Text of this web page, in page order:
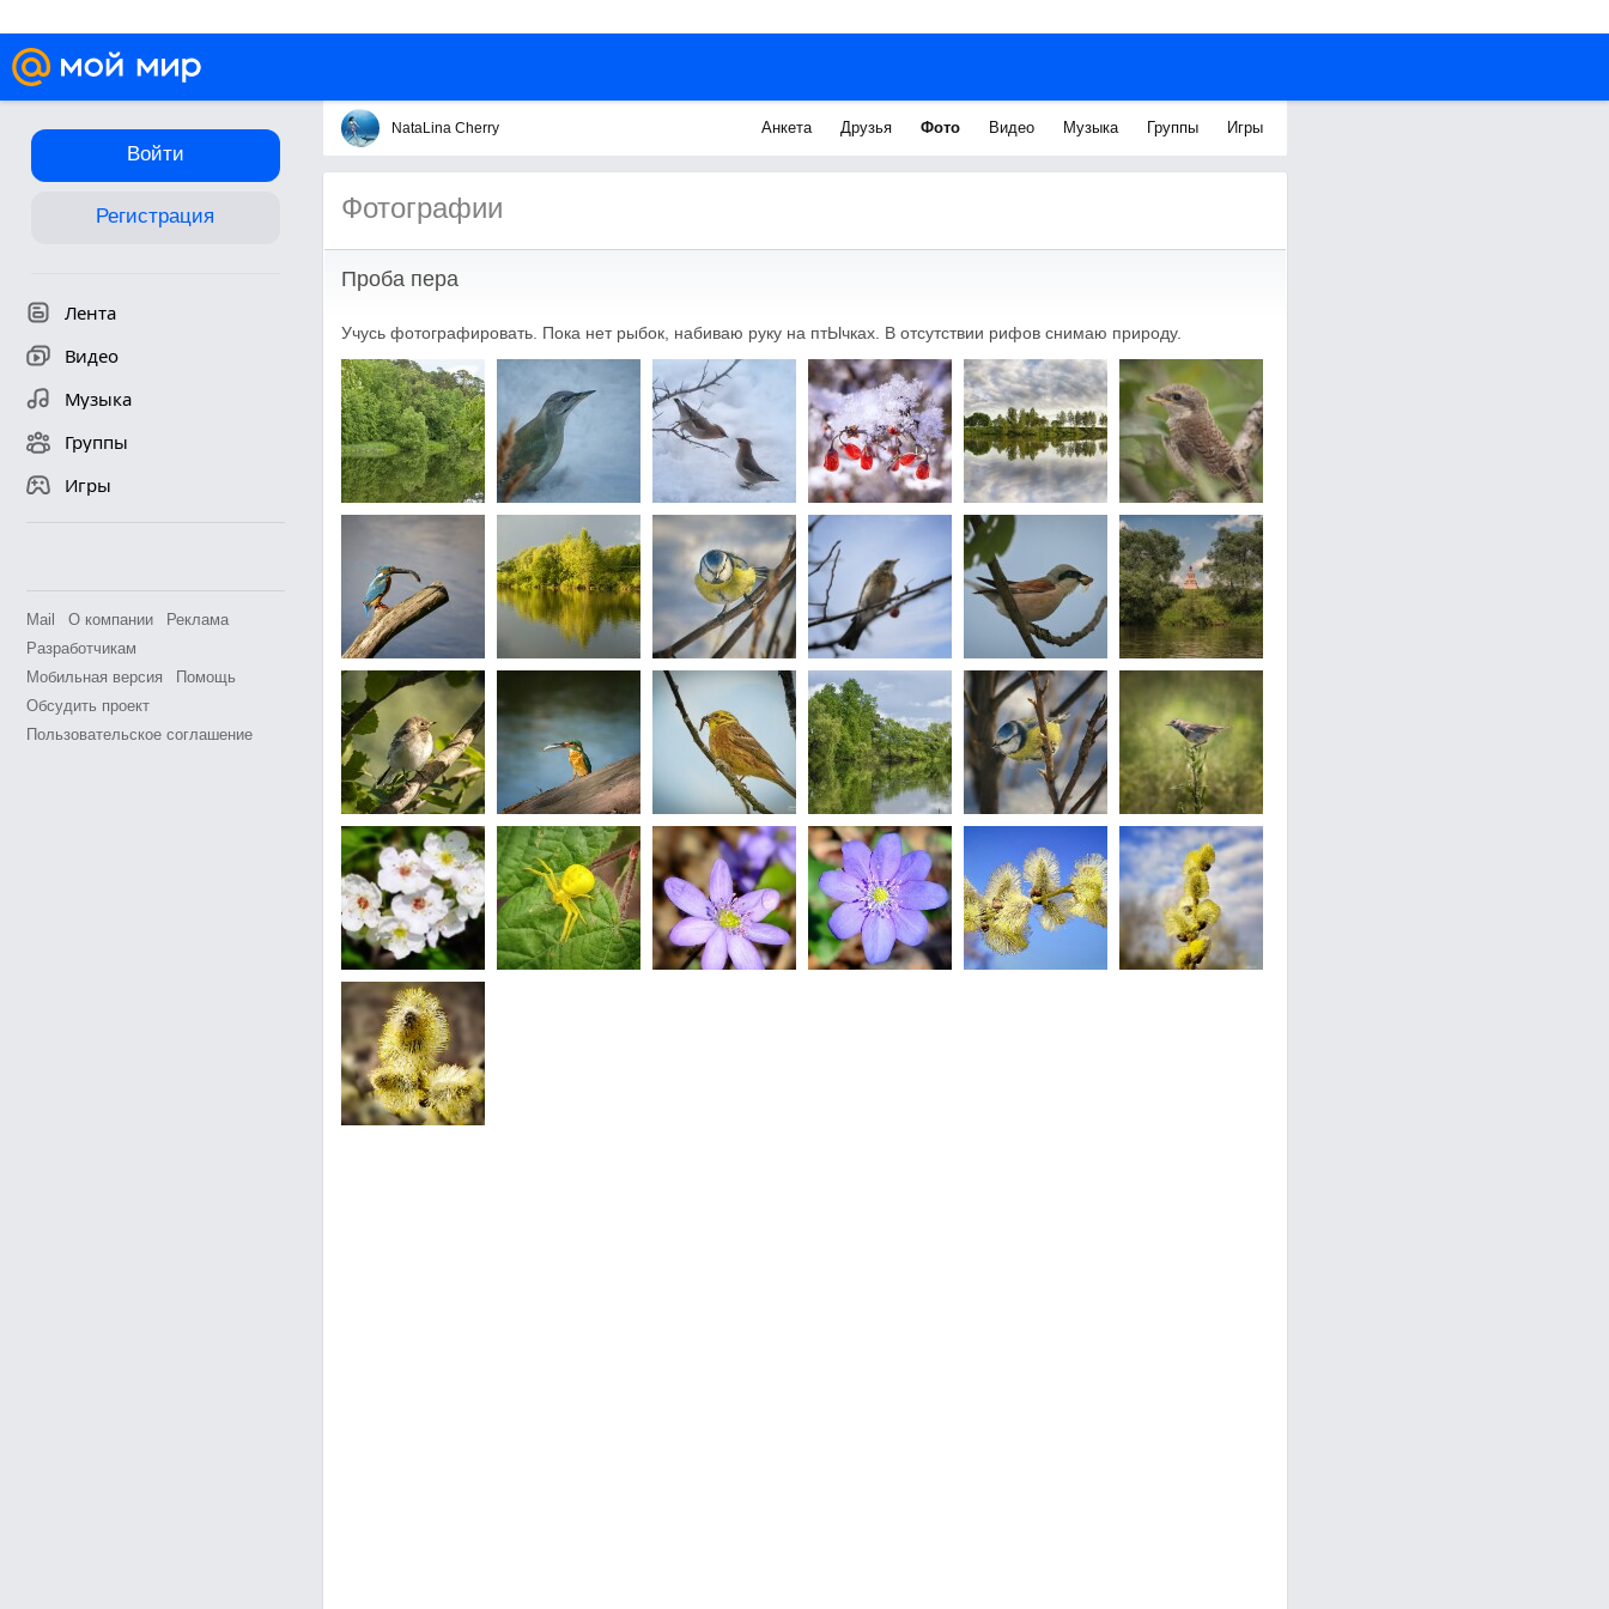
Войти
Регистрация
Лента
Видео
Музыка
Группы
Игры
Mail О компании
Реклама
Разработчикам
Мобильная версия
Помощь
Обсудить проект
Пользовательское соглашение
NataLina Cherry Анкета Друзья Фото Видео Музыка Группы Игры
Фотографии
Проба пера
Учусь фотографировать. Пока нет рыбок, набиваю руку на птЫчках. В отсутствии рифов снимаю природу.